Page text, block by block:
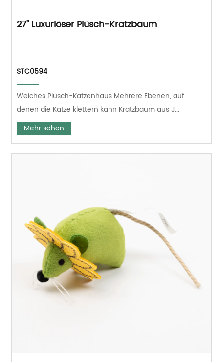
27" Luxuriöser Plüsch-Kratzbaum
STC0594
Weiches Plüsch-Katzenhaus Mehrere Ebenen, auf
denen die Katze klettern kann Kratzbaum aus J...
Mehr sehen